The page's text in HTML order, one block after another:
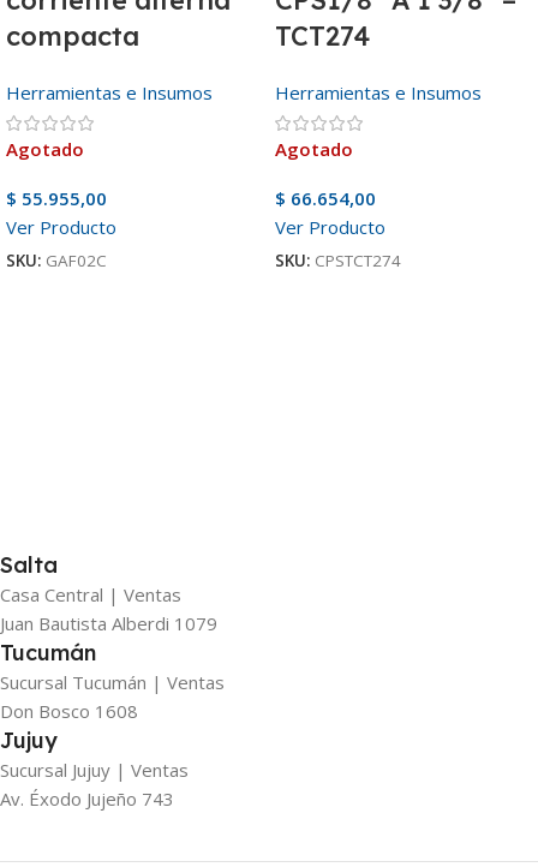
compacta
Herramientas e Insumos
Agotado
$ 55.955,00
Ver Producto
SKU: GAF02C
TCT274
Herramientas e Insumos
Agotado
$ 66.654,00
Ver Producto
SKU: CPSTCT274
Salta
Casa Central | Ventas
Juan Bautista Alberdi 1079
Tucumán
Sucursal Tucumán | Ventas
Don Bosco 1608
Jujuy
Sucursal Jujuy | Ventas
Av. Éxodo Jujeño 743